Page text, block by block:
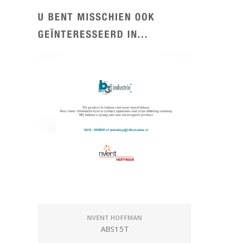
U BENT MISSCHIEN OOK
GEÏNTERESSEERD IN...
NVENT HOFFMAN
ABS15T